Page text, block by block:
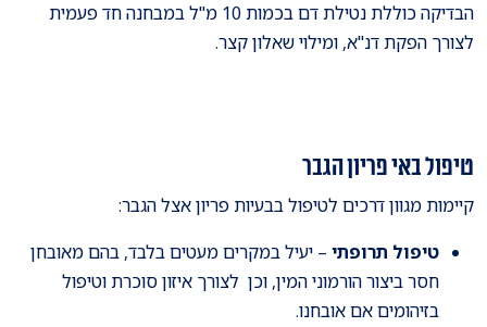
הבדיקה כוללת נטילת דם בכמות 10 מ"ל במבחנה חד פעמית
לצורך הפקת דנ"א, ומילוי שאלון קצר.
טיפול באי פריון הגבר
קיימות מגוון דרכים לטיפול בבעיות פריון אצל הגבר:
טיפול תרופתי – יעיל במקרים מעטים בלבד, בהם מאובחן
חסר ביצור הורמוני המין, וכן לצורך איזון סוכרת וטיפול
בזיהומים אם אובחנו.